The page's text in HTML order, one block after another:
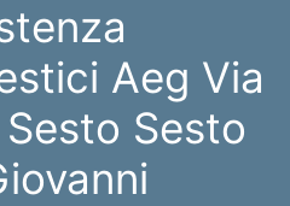
Aeg Via
Sesto